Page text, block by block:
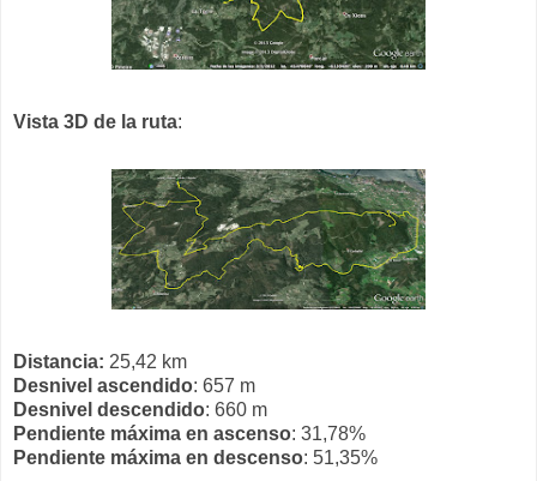
Vista 3D de la ruta:
Distancia: 25,42 km
Desnivel ascendido: 657 m
Desnivel descendido: 660 m
Pendiente máxima en ascenso: 31,78%
Pendiente máxima en descenso: 51,35%